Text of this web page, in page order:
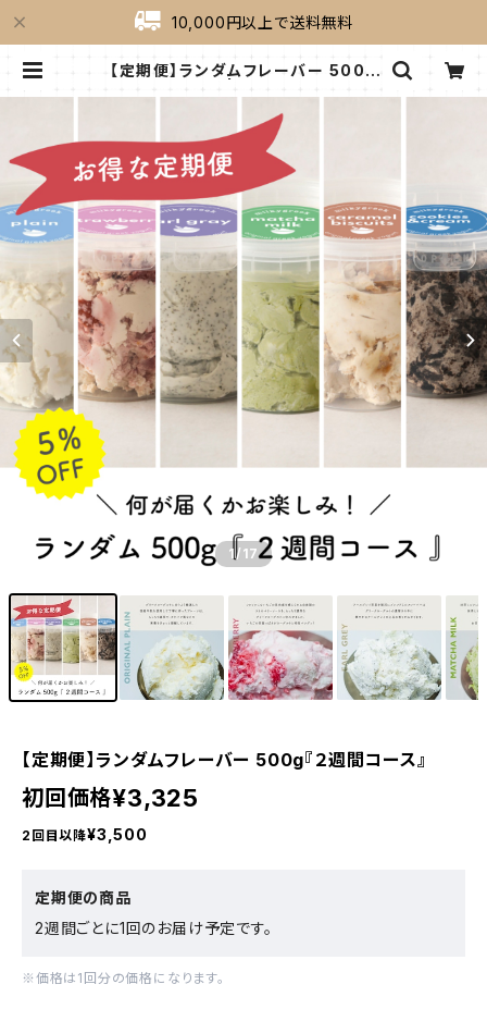
10,000円以上で送料無料
【定期便】ランダムフレーバー 500g
1/17
【定期便】ランダムフレーバー 500g『２週間コース』
初回価格¥3,325
2回目以降¥3,500
定期便の商品
2週間ごとに1回のお届け予定です。
※価格は1回分の価格になります。